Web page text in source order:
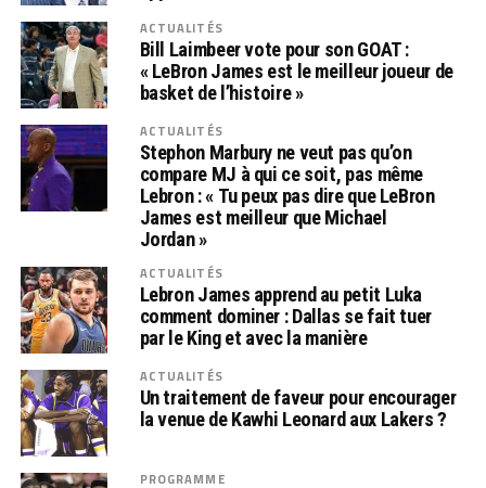
ACTUALITÉS
Bill Laimbeer vote pour son GOAT :
« LeBron James est le meilleur joueur de
basket de l’histoire »
ACTUALITÉS
Stephon Marbury ne veut pas qu’on
compare MJ à qui ce soit, pas même
Lebron : « Tu peux pas dire que LeBron
James est meilleur que Michael
Jordan »
ACTUALITÉS
Lebron James apprend au petit Luka
comment dominer : Dallas se fait tuer
par le King et avec la manière
ACTUALITÉS
Un traitement de faveur pour encourager
la venue de Kawhi Leonard aux Lakers ?
PROGRAMME